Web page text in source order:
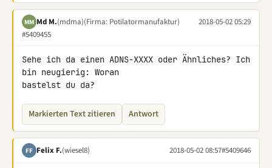
MM Md M.(mdma)(Firma: Potilatormanufaktur)
2018-05-02 05:29
#5409455
Sehe ich da einen ADNS-XXXX oder Ähnliches? Ich
bin neugierig: Woran
bastelst du da?
Markierten Text zitieren Antwort
FF Felix F.(wiesel8) 2018-05-02 08:57#5409646